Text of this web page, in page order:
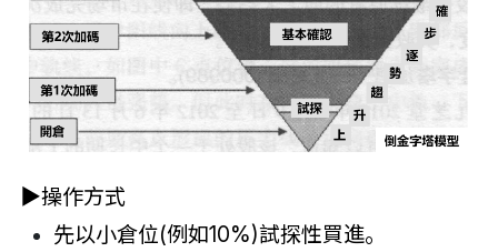
▶操作方式
先以小倉位(例如10%)試探性買進。